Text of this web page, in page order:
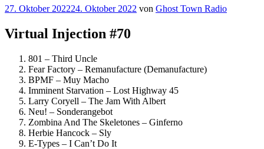
Veröffentlicht
27. Oktober 202224. Oktober 2022 von Ghost Town Radio
Virtual Injection #70
801 – Third Uncle
Fear Factory – Remanufacture (Demanufacture)
BPMF – Muy Macho
Imminent Starvation – Lost Highway 45
Larry Coryell – The Jam With Albert
Neu! – Sonderangebot
Zombina And The Skeletones – Ginferno
Herbie Hancock – Sly
E-Types – I Can’t Do It